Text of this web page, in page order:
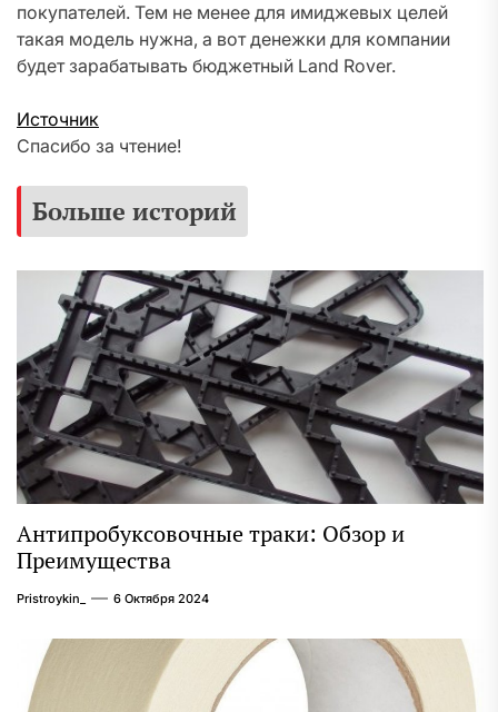
покупателей. Тем не менее для имиджевых целей
такая модель нужна, а вот денежки для компании
будет зарабатывать бюджетный Land Rover.
Источник
Спасибо за чтение!
Больше историй
Антипробуксовочные траки: Обзор и
Преимущества
Pristroykin_ 6 Октября 2024